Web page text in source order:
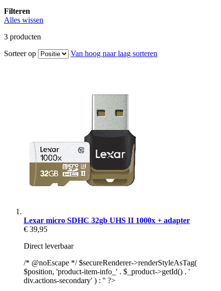
Filteren
Alles wissen
3 producten
Sorteer op
Van hoog naar laag sorteren
Lexar micro SDHC 32gb UHS II 1000x + adapter
€ 39,95
Direct leverbaar
/* @noEscape */ $secureRenderer->renderStyleAsTag(
$position, 'product-item-info_' . $_product->getId() . '
div.actions-secondary' ) : '' ?>